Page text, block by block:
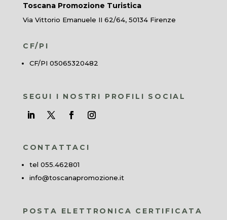
Toscana Promozione Turistica
Via Vittorio Emanuele II 62/64, 50134 Firenze
CF/PI
CF/PI 05065320482
SEGUI I NOSTRI PROFILI SOCIAL
CONTATTACI
tel 055.462801
info@toscanapromozione.it
POSTA ELETTRONICA CERTIFICATA